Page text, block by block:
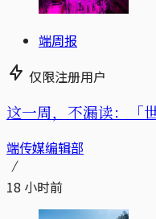
端周报
仅限注册用户
这一周，不漏读：「
端传媒编辑部
18 小时前